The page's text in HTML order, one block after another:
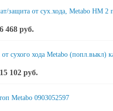
защита от сух.хода, Metabo HM 2
6 468 руб.
сухого хода Metabo (попл.выкл)
15 102 руб.
Metabo 0903052597